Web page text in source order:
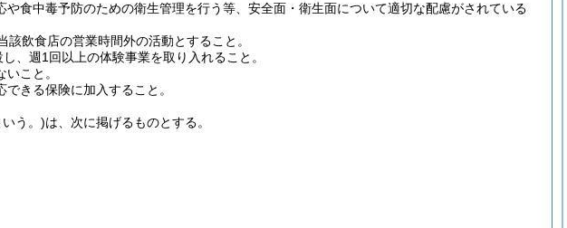
食中毒予防のための衛生管理を行う等、安全面・衛生面について適切な配慮がされている
飲食店の営業時間外の活動とすること。
、週1回以上の体験事業を取り入れること。
こと。
きる保険に加入すること。
う。)は、次に掲げるものとする。